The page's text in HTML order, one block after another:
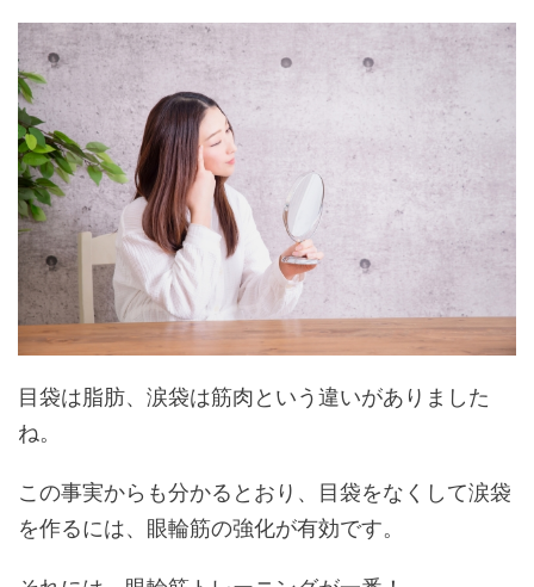
目袋は脂肪、涙袋は筋肉という違いがありました
ね。
この事実からも分かるとおり、目袋をなくして涙袋
を作るには、眼輪筋の強化が有効です。